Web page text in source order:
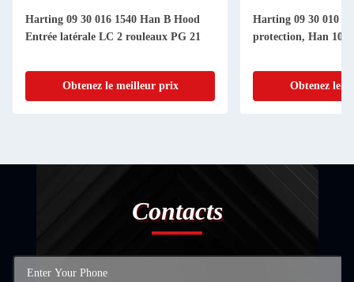
Harting 09 30 016 1540 Han B Hood
Entrée latérale LC 2 rouleaux PG 21
Obtenez le meilleur prix
Harting 09 30 010
protection, Han 10b
Obtenez le
Contacts